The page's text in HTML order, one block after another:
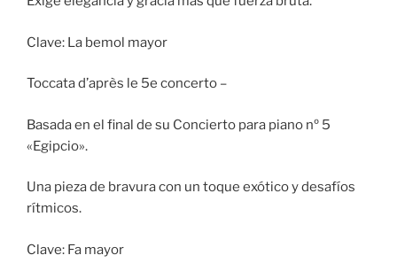
Clave: La bemol mayor
Toccata d’après le 5e concerto –
Basada en el final de su Concierto para piano nº 5
«Egipcio».
Una pieza de bravura con un toque exótico y desafíos
rítmicos.
Clave: Fa mayor